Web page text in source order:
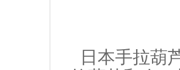
日本手拉葫